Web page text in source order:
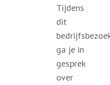
Tijdens
dit
ga je in
gesprek
over